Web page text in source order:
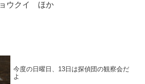
ョウクイ ほか
今度の日曜日、13日は探偵団の観察会だ
よ